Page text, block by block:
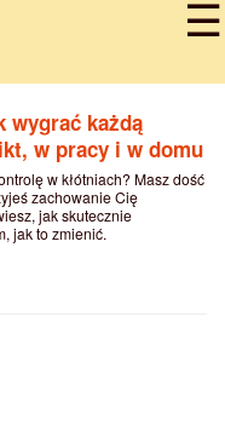
wygrać każdą
w pracy i w domu
w kłótniach? Masz dość
zachowanie Cię
jak skutecznie
jak to zmienić.